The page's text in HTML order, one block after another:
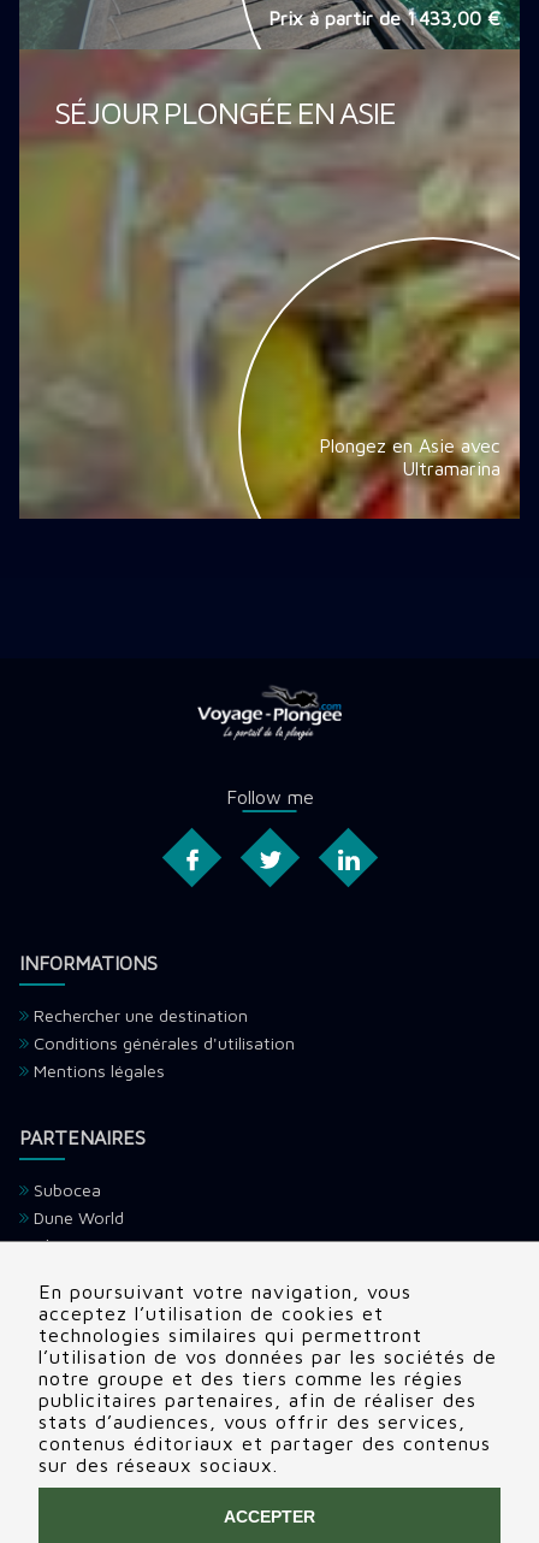
Prix à partir de1 433,00 €
SÉJOUR PLONGÉE EN ASIE
Plongez en Asie avec
Ultramarina
Follow me
INFORMATIONS
Rechercher une destination
Conditions générales d'utilisation
Mentions légales
PARTENAIRES
Subocea
Dune World
Ultramarina
Devenir partenaire
CONTACTS
Adresse:22 rue Edouard, Clamart (92140), France
Tél:+336 69 72 88 86
Contactez nous
En poursuivant votre navigation, vous
acceptez l’utilisation de cookies et
technologies similaires qui permettront
l’utilisation de vos données par les sociétés de
notre groupe et des tiers comme les régies
publicitaires partenaires, afin de réaliser des
stats d’audiences, vous offrir des services,
contenus éditoriaux et partager des contenus
sur des réseaux sociaux.
ACCEPTER